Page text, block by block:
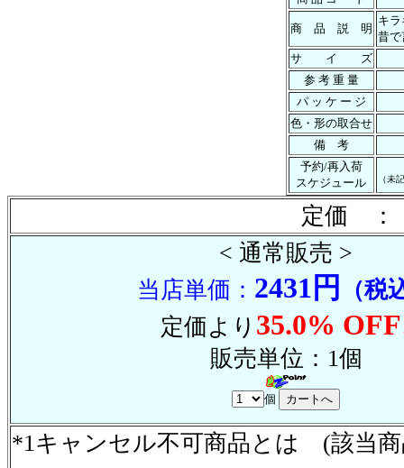
商 品 説 明
キ
昔で
サ イ ズ
参 考 重 量
パ ッ ケ ー ジ
色・形の取合せ
備 考
予約/再入荷
スケジュール
（未
定価 ：
< 通常販売 >
当店単価： 2431円
（税
定価より 35.0%
販売単位：1個
個
*1キャンセル不可商品とは (該当